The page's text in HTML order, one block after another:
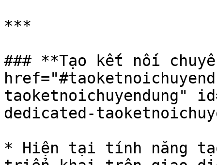
***
### **Tạo kết nối
taoketnoichuyendung"
dedicated-
* Hiện tại tính năng